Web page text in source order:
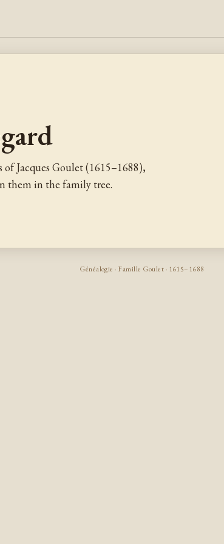
Jacques Goulet (1615–1688),
them in the family tree.
Généalogie · Famille Goulet · 1615–1688